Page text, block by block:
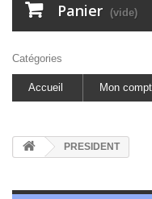
Panier (vide)
Catégories
Accueil Mon
PRESIDENT